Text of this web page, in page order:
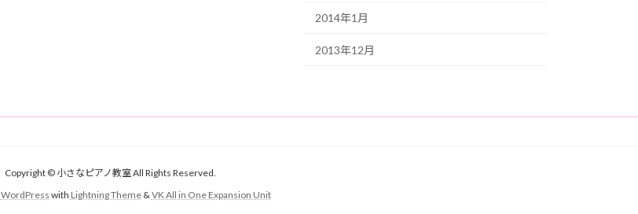
2014年1月
2013年12月
Copyright © 小さなピアノ教室 All Rights Reserved.
WordPress with Lightning Theme& VK All in One Expansion Unit